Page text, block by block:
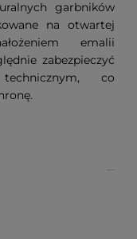
garbników
na otwartej
emalii
zabezpieczyć
co